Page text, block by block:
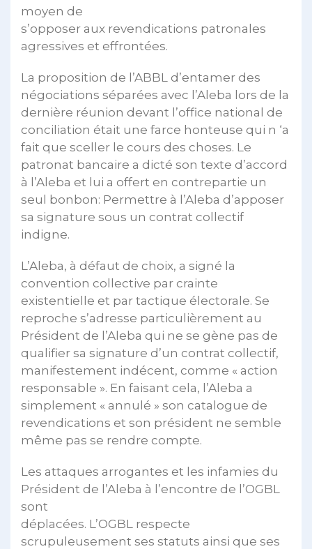
moyen de
s’opposer aux revendications patronales
agressives et effrontées.
La proposition de l’ABBL d’entamer des
négociations séparées avec l’Aleba lors de la
dernière réunion devant l’office national de
conciliation était une farce honteuse qui n ‘a
fait que sceller le cours des choses. Le
patronat bancaire a dicté son texte d’accord
à l’Aleba et lui a offert en contrepartie un
seul bonbon: Permettre à l’Aleba d’apposer
sa signature sous un contrat collectif
indigne.
L’Aleba, à défaut de choix, a signé la
convention collective par crainte
existentielle et par tactique électorale. Se
reproche s’adresse particulièrement au
Président de l’Aleba qui ne se gène pas de
qualifier sa signature d’un contrat collectif,
manifestement indécent, comme « action
responsable ». En faisant cela, l’Aleba a
simplement « annulé » son catalogue de
revendications et son président ne semble
même pas se rendre compte.
Les attaques arrogantes et les infamies du
Président de l’Aleba à l’encontre de l’OGBL
sont
déplacées. L’OGBL respecte
scrupuleusement ses statuts ainsi que ses